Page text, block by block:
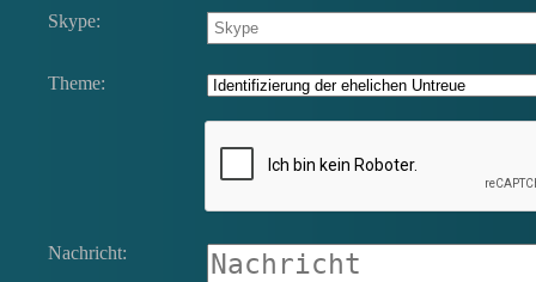
Skype:
Theme:
Nachricht: